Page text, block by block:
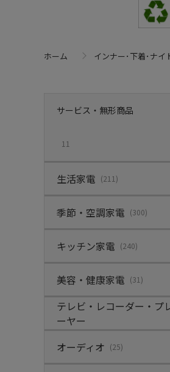
ホーム インナー･下着･ナイ
サービス・無形商品
11
生活家電 (211)
季節・空調家電 (300)
キッチン家電 (240)
美容・健康家電 (31)
テレビ・レコーダー・プ
ーヤー
オーディオ (25)